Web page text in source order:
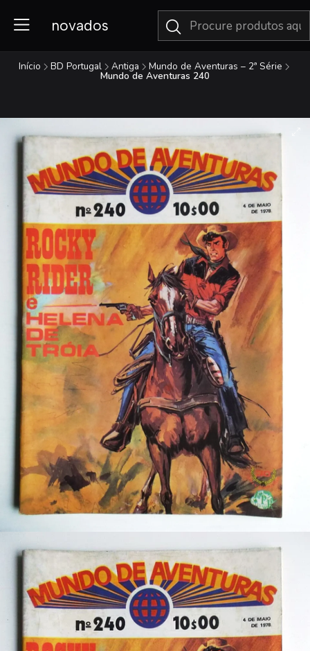
novados
Início BD Portugal Antiga Mundo de Aventuras – 2ª Série
Mundo de Aventuras 240